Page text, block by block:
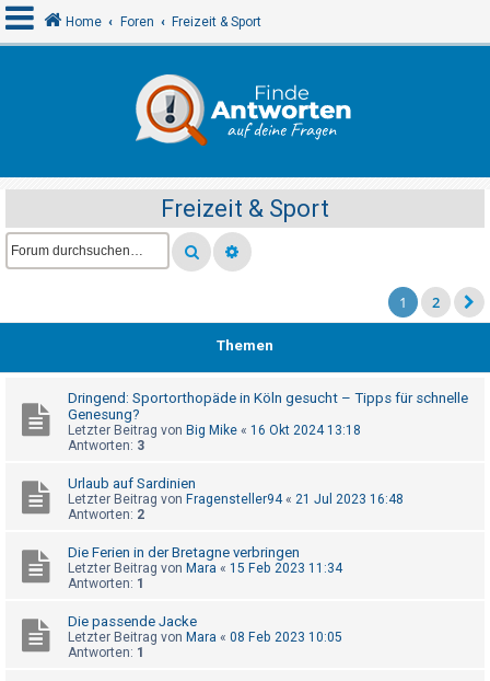
e
l
d
e
R
e
g
s
i
e
e
n
Home Foren Freizeit & Sport
Freizeit & Sport
1 2
Themen
Dringend: Sportorthopäde in Köln gesucht – Tipps für schnelle
Genesung?
Letzter Beitrag von Big Mike « 16 Okt 2024 13:18
Antworten: 3
Urlaub auf Sardinien
Letzter Beitrag von Fragensteller94« 21 Jul 2023 16:48
Antworten: 2
Die Ferien in der Bretagne verbringen
Letzter Beitrag von Mara « 15 Feb 2023 11:34
Antworten: 1
Die passende Jacke
Letzter Beitrag von Mara « 08 Feb 2023 10:05
Antworten: 1